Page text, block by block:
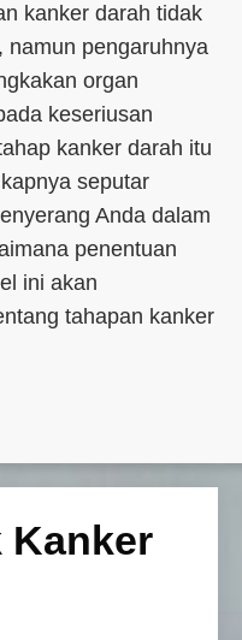
kanker darah tidak
namun pengaruhnya
organ
keseriusan
kanker darah itu
seputar
Anda dalam
penentuan
ini akan
tahapan kanker
Kanker